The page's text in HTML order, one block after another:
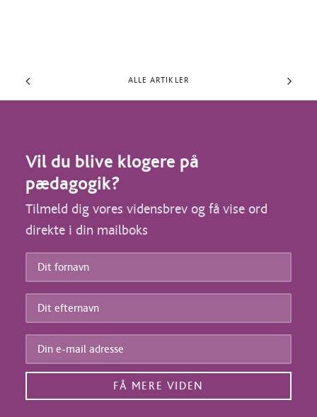
ALLE ARTIKLER
Vil du blive klogere på
pædagogik?
Tilmeld dig vores vidensbrev og få vise ord
direkte i din mailboks
Dit
Dit
Din
mail